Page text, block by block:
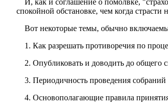
И, как и соглашение о помолвке,
спокойной обстановке, чем когда
Вот некоторые темы, обычно
1. Как разрешать противоречия по
2. Опубликовать и доводить до общего
3. Периодичность проведения
4. Основополагающие правила